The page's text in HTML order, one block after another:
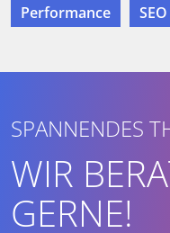
Performance SEO
SPANNENDES
WIR
GERNE!